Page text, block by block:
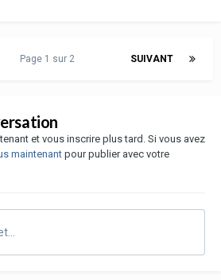
SUIVANT
Page 1 sur 2
et vous inscrire plus tard. Si vous avez
maintenantpour publier avec votre